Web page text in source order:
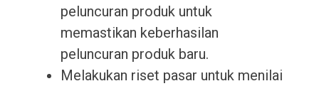
peluncuran produk untuk
memastikan keberhasilan
peluncuran produk baru.
Melakukan riset pasar untuk menilai